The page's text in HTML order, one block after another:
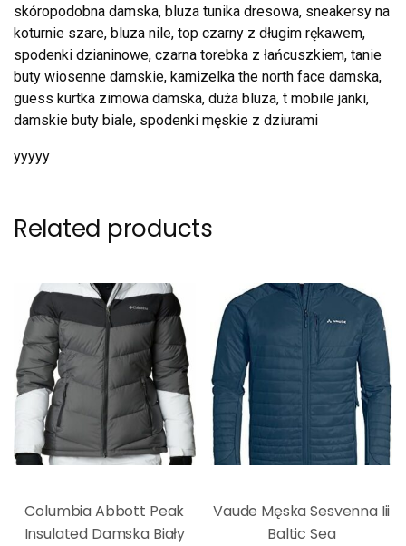
skóropodobna damska, bluza tunika dresowa, sneakersy na
koturnie szare, bluza nile, top czarny z długim rękawem,
spodenki dzianinowe, czarna torebka z łańcuszkiem, tanie
buty wiosenne damskie, kamizelka the north face damska,
guess kurtka zimowa damska, duża bluza, t mobile janki,
damskie buty biale, spodenki męskie z dziurami
yyyyy
Related products
Columbia Abbott Peak
Insulated Damska Biały
Vaude Męska Sesvenna Iii
Baltic Sea